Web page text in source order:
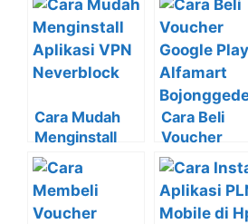
Cara Mudah
Menginstall
Aplikasi VPN
Neverblock di
Laptop
Cara Beli
Voucher
Google Play
Alfamart
Bojonggede